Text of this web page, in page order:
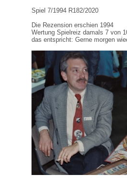
Spiel 7/1994 R182/2020
Die Rezension erschien 1994
Wertung Spielreiz damals 7 von
das entspricht: Gerne morgen